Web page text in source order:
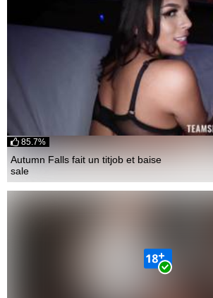
Autumn Falls fait un titjob et baise
sale
85.7%